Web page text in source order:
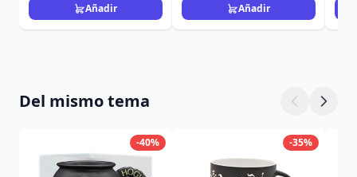
Añadir Añadir
Del mismo tema
-40% -35%